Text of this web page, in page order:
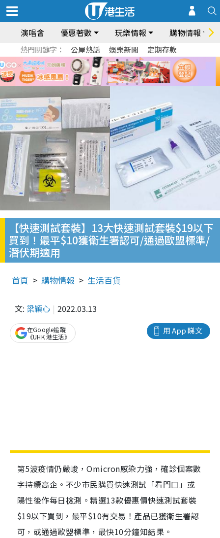
演唱會 優惠著數 玩樂情報 購物情報
熱門關鍵字： 公屋熱話 娛樂新聞 定期存款
【快速測試套裝】13大快速測試套裝$19以下
買到！最平$10獲衛生署認可/通過歐盟標準/
潛伏期適用
首頁 購物情報 生活百貨
文: 梁穎心 2022.03.13
用 App 睇文
在Google追蹤
《UHK 港生活》
第5波疫情仍嚴峻，Omicron感染力強，確診個案數
字持續高企。不少市民購買快速測試「看門口」或
陽性後作每日檢測。精選13款優惠價快速測試套裝
$19以下買到，最平$10有交易！產品已獲衛生署認
可，或通過歐盟標準，最快10分鐘知結果。